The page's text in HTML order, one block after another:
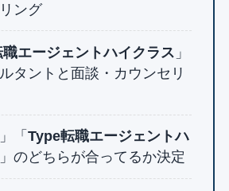
ング
エージェントハイクラス 」
タントと面談・カウンセリ
」「Type転職エージェントハ
」のどちらが合ってるか決定